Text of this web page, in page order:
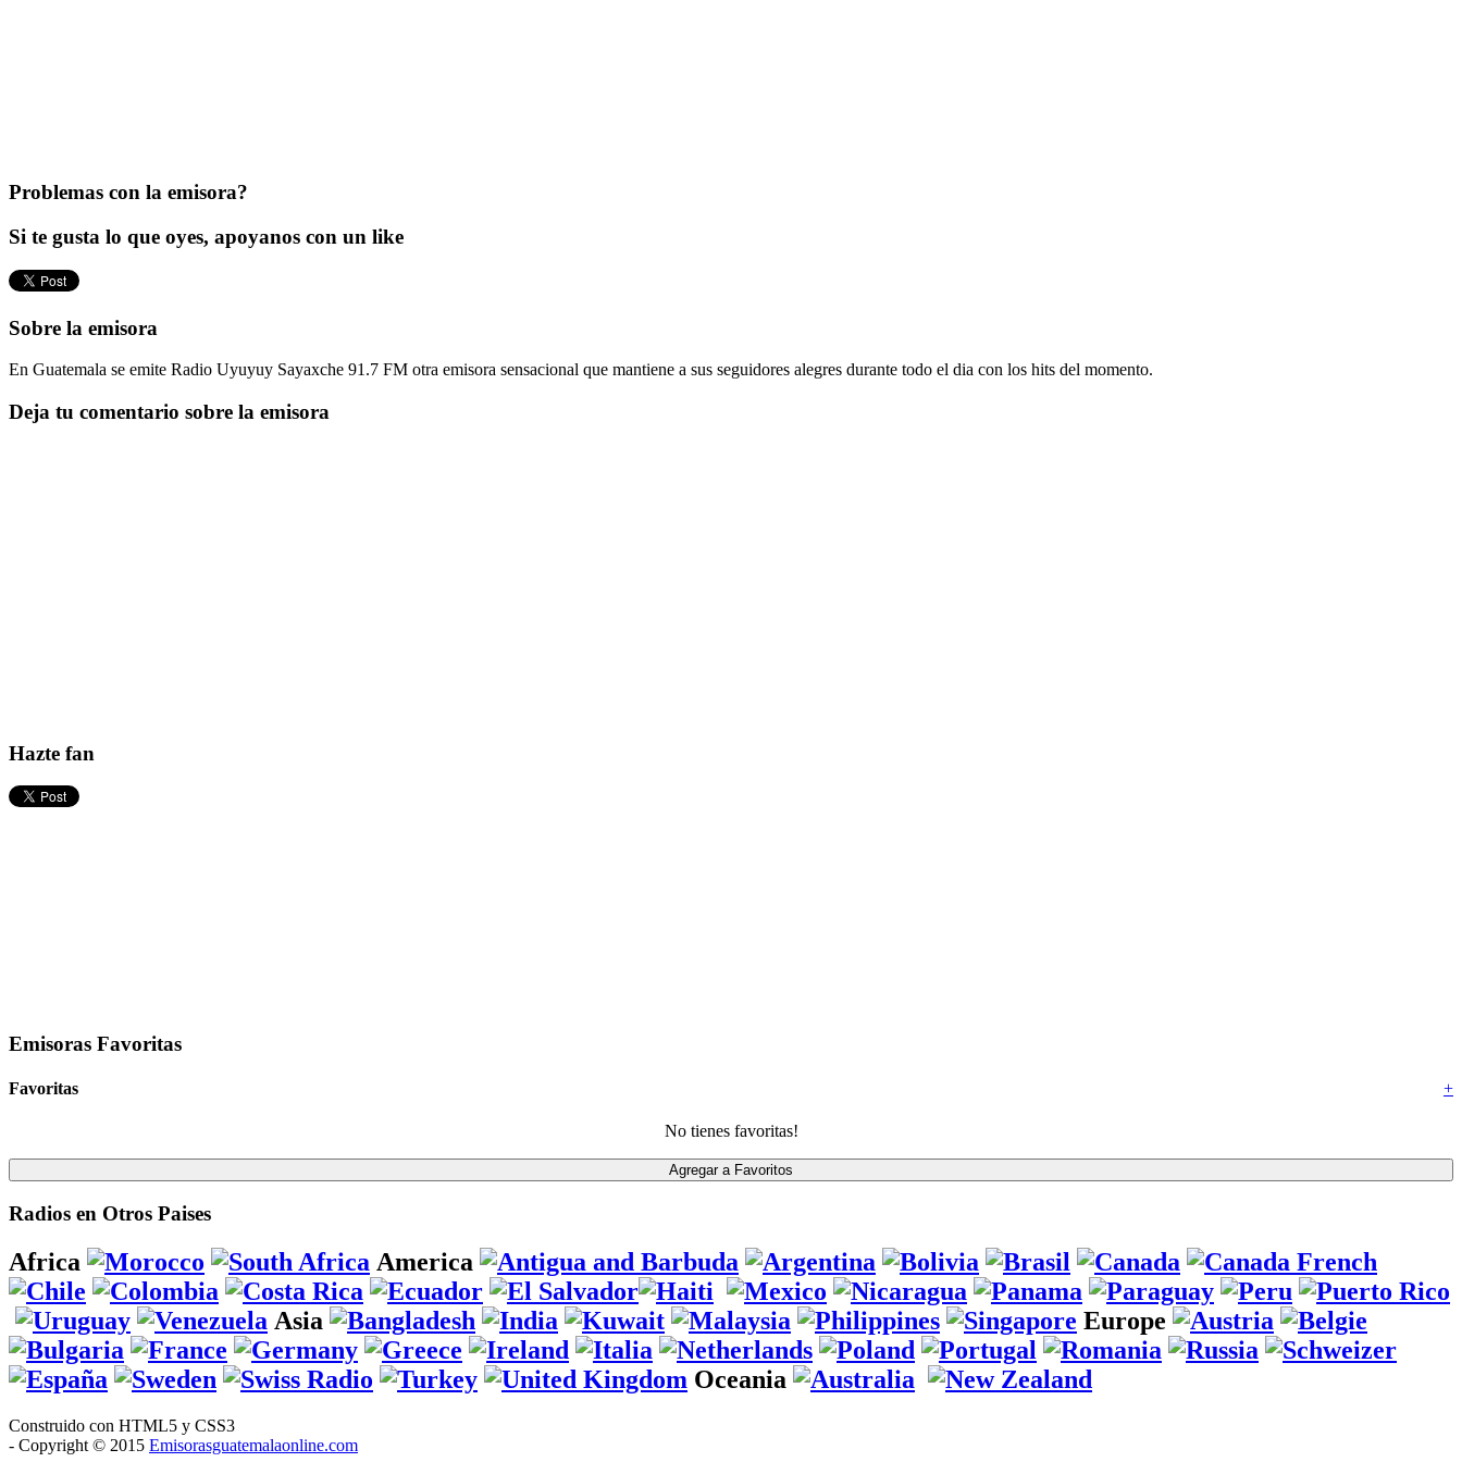
Problemas con la emisora?
Si te gusta lo que oyes, apoyanos con un like
Sobre la emisora
En Guatemala se emite Radio Uyuyuy Sayaxche 91.7 FM otra emisora sensacional que mantiene a sus seguidores alegres durante todo el dia con los hits del momento.
Deja tu comentario sobre la emisora
Hazte fan
Emisoras Favoritas
+
Favoritas
No tienes favoritas!
Radios en Otros Paises
Africa America
Asia Europe
Oceania
Construido con HTML5 y CSS3
- Copyright © 2015 Emisorasguatemalaonline.com